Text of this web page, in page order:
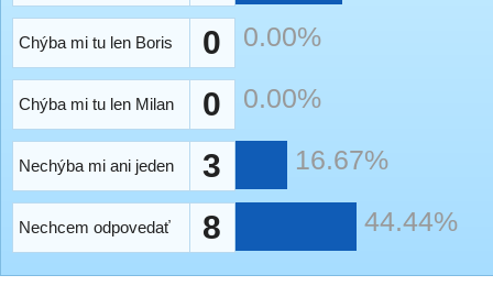
Chýba mi tu len Boris 0 0.00%
Chýba mi tu len Milan 0 0.00%
Nechýba mi ani jeden 3 16.67%
Nechcem odpovedať 8 44.44%